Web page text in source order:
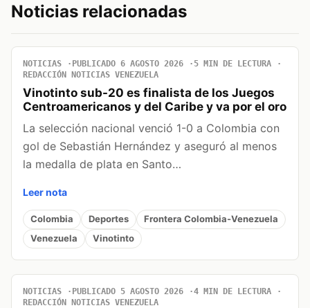
Noticias relacionadas
NOTICIAS PUBLICADO 6 AGOSTO 2026
5 MIN DE LECTURA
REDACCIÓN NOTICIAS VENEZUELA
Vinotinto sub-20 es finalista de los Juegos
Centroamericanos y del Caribe y va por el oro
La selección nacional venció 1-0 a Colombia con
gol de Sebastián Hernández y aseguró al menos
la medalla de plata en Santo…
Leer nota
Colombia Deportes
Frontera Colombia-Venezuela
Venezuela
Vinotinto
NOTICIAS PUBLICADO 5 AGOSTO 2026
4 MIN DE LECTURA
REDACCIÓN NOTICIAS VENEZUELA